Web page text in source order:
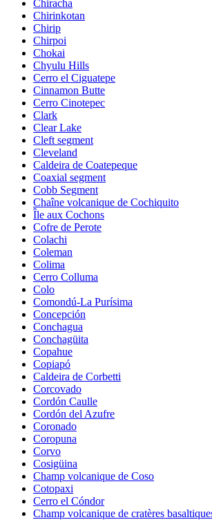
Chiracha
Chirinkotan
Chirip
Chirpoi
Chokai
Chyulu Hills
Cerro el Ciguatepe
Cinnamon Butte
Cerro Cinotepec
Clark
Clear Lake
Cleft segment
Cleveland
Caldeira de Coatepeque
Coaxial segment
Cobb Segment
Chaîne volcanique de Cochiquito
Île aux Cochons
Cofre de Perote
Colachi
Coleman
Colima
Cerro Colluma
Colo
Comondú-La Purísima
Concepción
Conchagua
Conchagüita
Copahue
Copiapó
Caldeira de Corbetti
Corcovado
Cordón Caulle
Cordón del Azufre
Coronado
Coropuna
Corvo
Cosigüina
Champ volcanique de Coso
Cotopaxi
Cerro el Cóndor
Champ volcanique de cratères